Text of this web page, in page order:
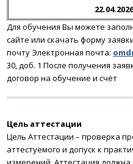
22.04.2026
Для обучения Вы можете
сайте или скачать форму
почтуЭлектронная почта:
30, доб. 1 После получения
договор на обучение и счёт
Цель аттестации
Цель Аттестации – проверка
аттестуемого и допуск к